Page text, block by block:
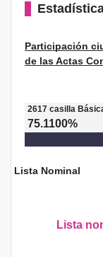
Participación
de las Actas
2617 casilla
75.1100%
Lista Nominal
Lista